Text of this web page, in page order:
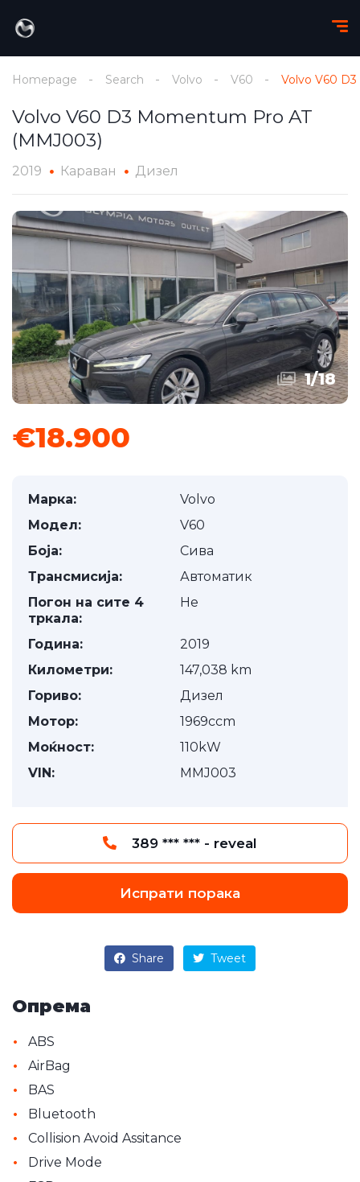
Homepage Search Volvo V60 Volvo V60
Volvo V60 D3 Momentum Pro AT
(MMJ003)
2019 Караван Дизел
1/18
€18.900
Марка:
Volvo
Модел:
V60
Боја:
Сива
Трансмисија:
Автоматик
Погон на сите 4
тркала:
Не
Година:
2019
Километри:
147,038 km
Гориво:
Дизел
Мотор:
1969ccm
Моќност:
110kW
VIN:
MMJ003
389 *** *** - reveal
Испрати порака
Share Tweet
Опрема
• ABS
• AirBag
• BAS
• Bluetooth
• Collision Avoid Assitance
• Drive Mode